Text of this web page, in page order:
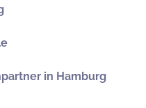
in Hamburg